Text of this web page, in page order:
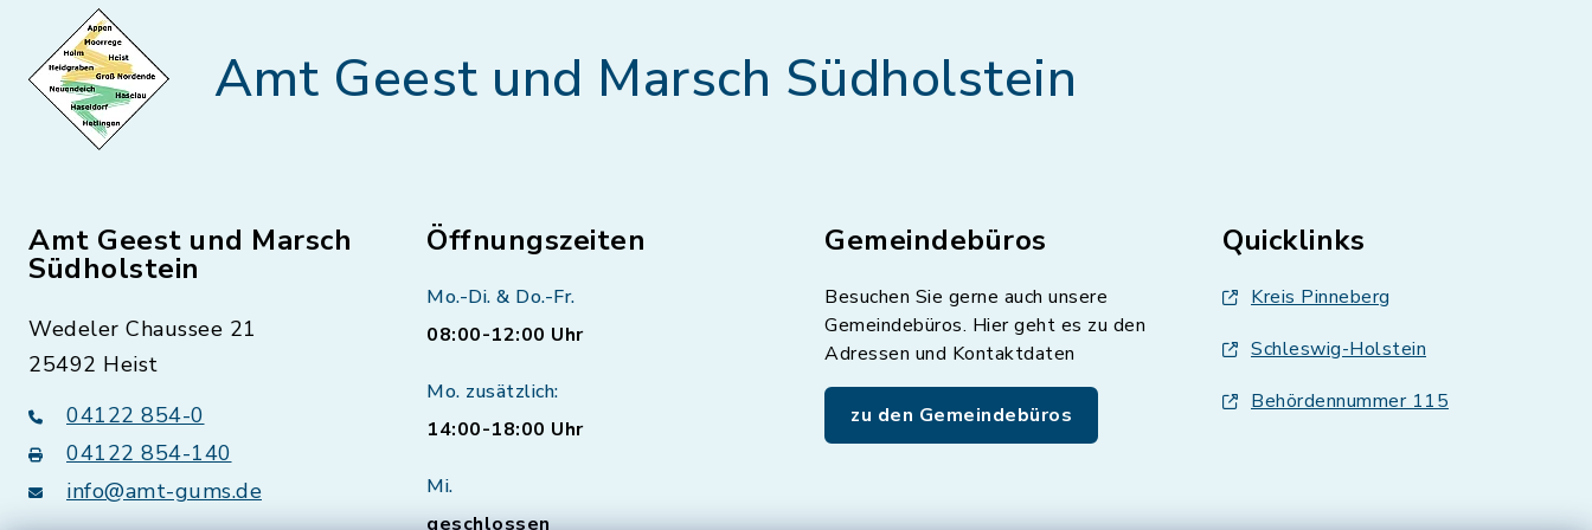
Amt Geest und Marsch Südholstein
Amt Geest und Marsch
Südholstein
Wedeler Chaussee 21
25492 Heist
04122 854-0
04122 854-140
info@amt-gums.de
Öffnungszeiten
Mo.-Di. & Do.-Fr.
08:00-12:00 Uhr
Mo. zusätzlich:
14:00-18:00 Uhr
Mi.
geschlossen
Gemeindebüros
Besuchen Sie gerne auch unsere
Gemeindebüros. Hier geht es zu den
Adressen und Kontaktdaten
zu den Gemeindebüros
Quicklinks
Kreis Pinneberg
Schleswig-Holstein
Behördennummer 115